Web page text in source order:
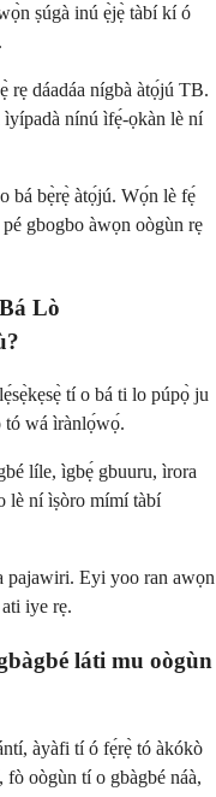
ṣúgà inú ẹ̀jẹ̀ tàbí kí ó
rẹ dáadáa nígbà àtọ́jú TB.
nínú ìfẹ́-ọkàn lè ní
bá bẹ̀rẹ̀ àtọ́jú. Wọ́n lè fẹ́
gbogbo àwọn oògùn rẹ
Lò
tí o bá ti lo púpọ̀ ju
tó wá ìrànlọ́wọ́.
líle, ìgbẹ́ gbuuru, ìrora
lè ní ìṣòro mímí tàbí
pajawiri. Eyi yoo ran awọn
iye rẹ.
láti mu oògùn
àyàfi tí ó fẹ́rẹ̀ tó àkókò
oògùn tí o gbàgbé náà,